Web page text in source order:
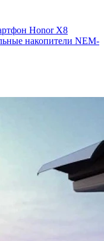
Honor X8
накопители NEM-